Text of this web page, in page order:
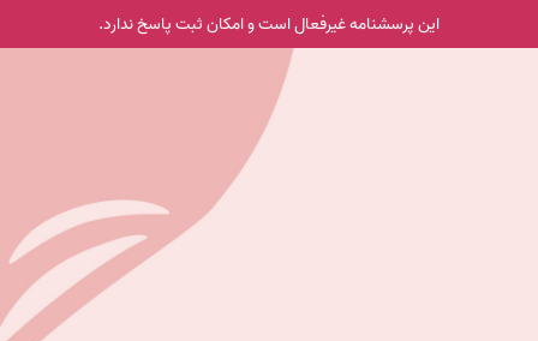
این پرسشنامه غیر‌فعال است و امکان ثبت پاسخ ندارد.